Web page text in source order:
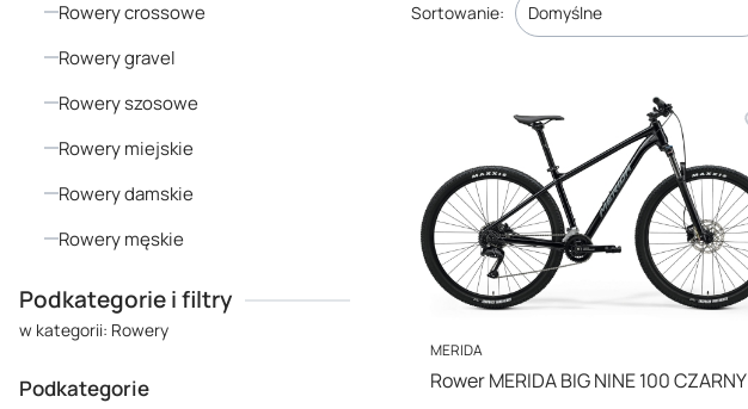
Rowery crossowe
Rowery gravel
Rowery szosowe
Rowery miejskie
Rowery damskie
Rowery męskie
Podkategorie i filtry
w kategorii: Rowery
Podkategorie
Sortowanie: Domyślne
PRODUCENT
MERIDA
Rower MERIDA BIG NINE 100 CZARNY